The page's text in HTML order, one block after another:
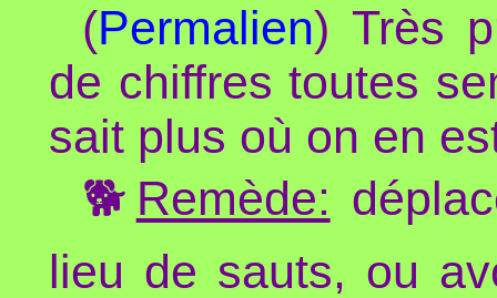
(Permalien) Très
de chiffres toutes
sait plus où on en
🐕 Remède:
lieu de sauts, ou